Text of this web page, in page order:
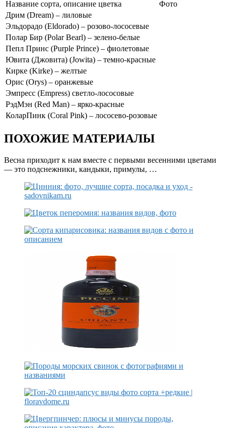
Название сорта, описание цветка
Фото
Дрим (Dream) – лиловые
Эльдорадо (Eldorado) – розово-лососевые
Полар Бир (Polar Bearl) – зелено-белые
Пепл Принс (Purple Prince) – фиолетовые
Ювита (Джовита) (Jowita) – темно-красные
Кирке (Kirke) – желтые
Орис (Orys) – оранжевые
Эмпресс (Empress) светло-лососовые
РэдМэн (Red Man) – ярко-красные
КоларПинк (Coral Pink) – лососево-розовые
ПОХОЖИЕ МАТЕРИАЛЫ
Весна приходит к нам вместе с первыми весенними цветами
— это подснежники, кандыки, примулы, …